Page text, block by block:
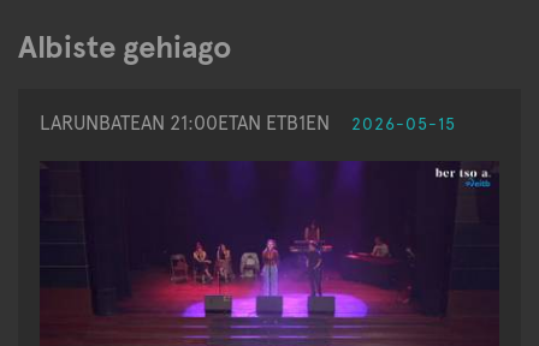
Albiste gehiago
LARUNBATEAN 21:00ETAN ETB1EN 2026-05-15